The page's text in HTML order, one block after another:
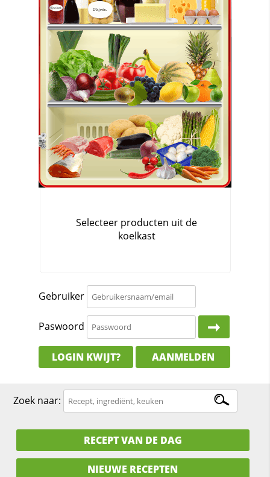
Gebruiker
Paswoord
LOGIN KWIJT? AANMELDEN
Zoek naar:
RECEPT VAN DE DAG
NIEUWE RECEPTEN